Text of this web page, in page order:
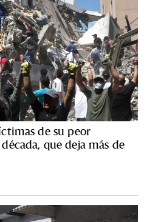
de su peor
que deja más de